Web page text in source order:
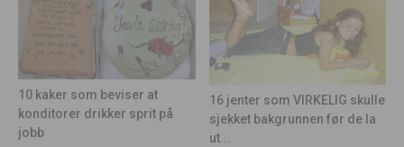
10 kaker som beviser at
konditorer drikker sprit på
jobb
16 jenter som VIRKELIG skulle
sjekket bakgrunnen før de la
ut...